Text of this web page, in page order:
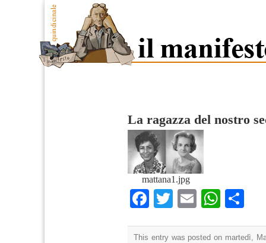
La ragazza del nostro
mattana1.jpg
Facebook
TwitterEmail
This entry was posted on martedì,